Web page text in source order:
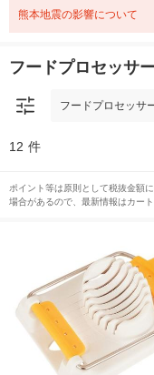
熊本地震の影響について
フードプロセッサ
フードプロセッサ
12 件
ポイント等は原則として税抜金額
場合があるので、最新情報はカー